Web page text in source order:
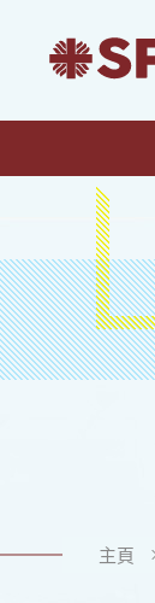
主頁